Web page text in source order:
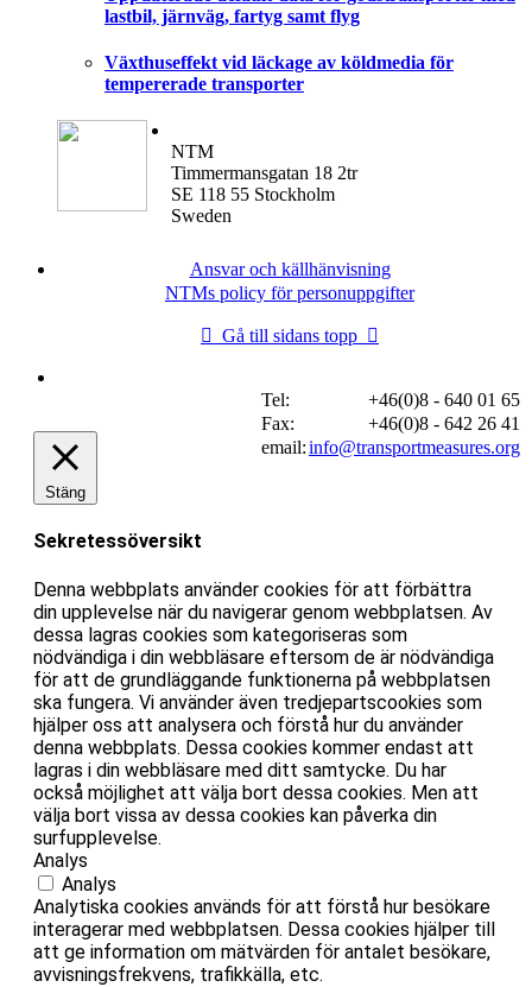
lastbil, järnväg, fartyg samt flyg
Växthuseffekt vid läckage av köldmedia för
tempererade transporter
NTM
Timmermansgatan 18 2tr
SE 118 55 Stockholm
Sweden
Ansvar och källhänvisning
NTMs policy för personuppgifter
Gå till sidans topp
Tel:
+46(0)8 - 640 01 65
Fax:
+46(0)8 - 642 26 41
email:info@transportmeasures.org
Stäng
Sekretessöversikt
Denna webbplats använder cookies för att förbättra
din upplevelse när du navigerar genom webbplatsen. Av
dessa lagras cookies som kategoriseras som
nödvändiga i din webbläsare eftersom de är nödvändiga
för att de grundläggande funktionerna på webbplatsen
ska fungera. Vi använder även tredjepartscookies som
hjälper oss att analysera och förstå hur du använder
denna webbplats. Dessa cookies kommer endast att
lagras i din webbläsare med ditt samtycke. Du har
också möjlighet att välja bort dessa cookies. Men att
välja bort vissa av dessa cookies kan påverka din
surfupplevelse.
Analys
Analys
Analytiska cookies används för att förstå hur besökare
interagerar med webbplatsen. Dessa cookies hjälper till
att ge information om mätvärden för antalet besökare,
avvisningsfrekvens, trafikkälla, etc.